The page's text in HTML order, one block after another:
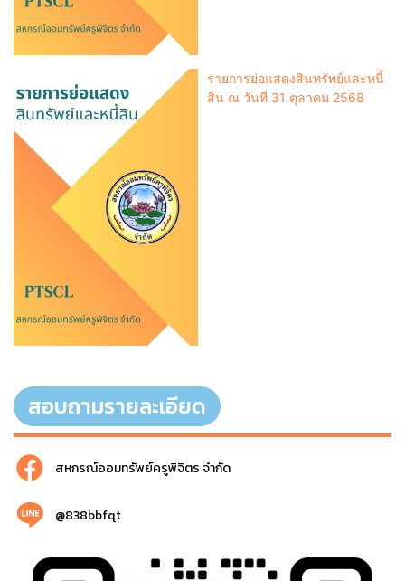
รายการย่อแสดงสินทรัพย์และหนี้
สิน ณ วันที่ 31 ตุลาคม 2568
สอบถามรายละเอียด
สหกรณ์ออมทรัพย์ครูพิจิตร จำกัด
@838bbfqt